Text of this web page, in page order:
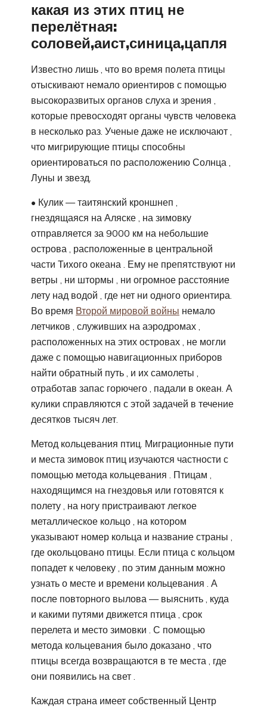
какая из этих птиц не
перелётная:
соловей,аист,синица,цапля
Известно лишь , что во время полета птицы
отыскивают немало ориентиров с помощью
высокоразвитых органов слуха и зрения ,
которые превосходят органы чувств человека
в несколько раз. Ученые даже не исключают ,
что мигрирующие птицы способны
ориентироваться по расположению Солнца ,
Луны и звезд.
• Кулик — таитянский кроншнеп ,
гнездящаяся на Аляске , на зимовку
отправляется за 9000 км на небольшие
острова , расположенные в центральной
части Тихого океана . Ему не препятствуют ни
ветры , ни штормы , ни огромное расстояние
лету над водой , где нет ни одного ориентира.
Во время Второй мировой войны немало
летчиков , служивших на аэродромах ,
расположенных на этих островах , не могли
даже с помощью навигационных приборов
найти обратный путь , и их самолеты ,
отработав запас горючего , падали в океан. А
кулики справляются с этой задачей в течение
десятков тысяч лет.
Метод кольцевания птиц. Миграционные пути
и места зимовок птиц изучаются частности с
помощью метода кольцевания . Птицам ,
находящимся на гнездовья или готовятся к
полету , на ногу пристраивают легкое
металлическое кольцо , на котором
указывают номер кольца и название страны ,
где окольцовано птицы. Если птица с кольцом
попадет к человеку , по этим данным можно
узнать о месте и времени кольцевания . А
после повторного вылова — выяснить , куда
и какими путями движется птица , срок
перелета и место зимовки . С помощью
метода кольцевания было доказано , что
птицы всегда возвращаются в те места , где
они появились на свет .
Каждая страна имеет собственный Центр